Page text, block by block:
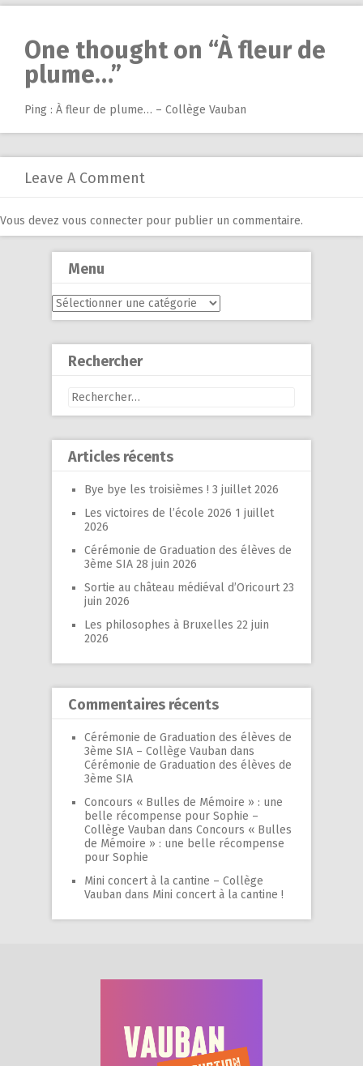
One thought on “À fleur de
plume…”
Ping : À fleur de plume… – Collège Vauban
Leave A Comment
Vous devez vous connecter pour publier un commentaire.
Menu
Menu
Rechercher
Rechercher :
Articles récents
Bye bye les troisièmes ! 3 juillet 2026
Les victoires de l’école 2026 1 juillet
2026
Cérémonie de Graduation des élèves de
3ème SIA 28 juin 2026
Sortie au château médiéval d’Oricourt 23
juin 2026
Les philosophes à Bruxelles 22 juin
2026
Commentaires récents
Cérémonie de Graduation des élèves de
3ème SIA – Collège Vauban dans
Cérémonie de Graduation des élèves de
3ème SIA
Concours « Bulles de Mémoire » : une
belle récompense pour Sophie –
Collège Vauban dans Concours « Bulles
de Mémoire » : une belle récompense
pour Sophie
Mini concert à la cantine – Collège
Vauban dans Mini concert à la cantine !